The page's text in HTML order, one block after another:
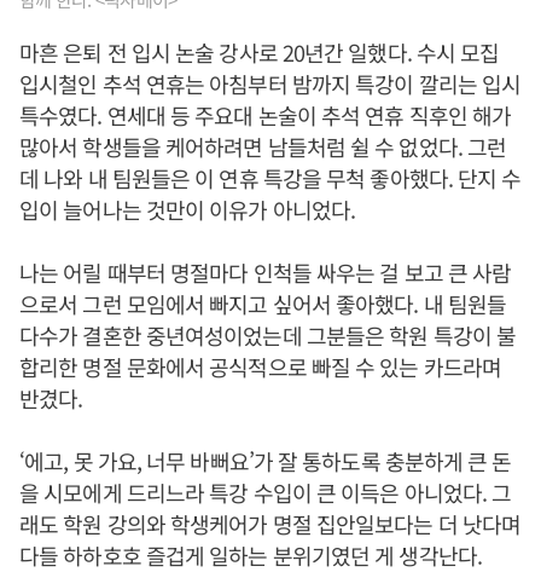
마흔 은퇴 전 입시 논술 강사로 20년간 일했다. 수시 모집
입시철인 추석 연휴는 아침부터 밤까지 특강이 깔리는 입시
특수였다. 연세대 등 주요대 논술이 추석 연휴 직후인 해가
많아서 학생들을 케어하려면 남들처럼 쉴 수 없었다. 그런
데 나와 내 팀원들은 이 연휴 특강을 무척 좋아했다. 단지 수
입이 늘어나는 것만이 이유가 아니었다.
나는 어릴 때부터 명절마다 인척들 싸우는 걸 보고 큰 사람
으로서 그런 모임에서 빠지고 싶어서 좋아했다. 내 팀원들
다수가 결혼한 중년여성이었는데 그분들은 학원 특강이 불
합리한 명절 문화에서 공식적으로 빠질 수 있는 카드라며
반겼다.
‘에고, 못 가요, 너무 바뻐요’가 잘 통하도록 충분하게 큰 돈
을 시모에게 드리느라 특강 수입이 큰 이득은 아니었다. 그
래도 학원 강의와 학생케어가 명절 집안일보다는 더 낫다며
다들 하하호호 즐겁게 일하는 분위기였던 게 생각난다.